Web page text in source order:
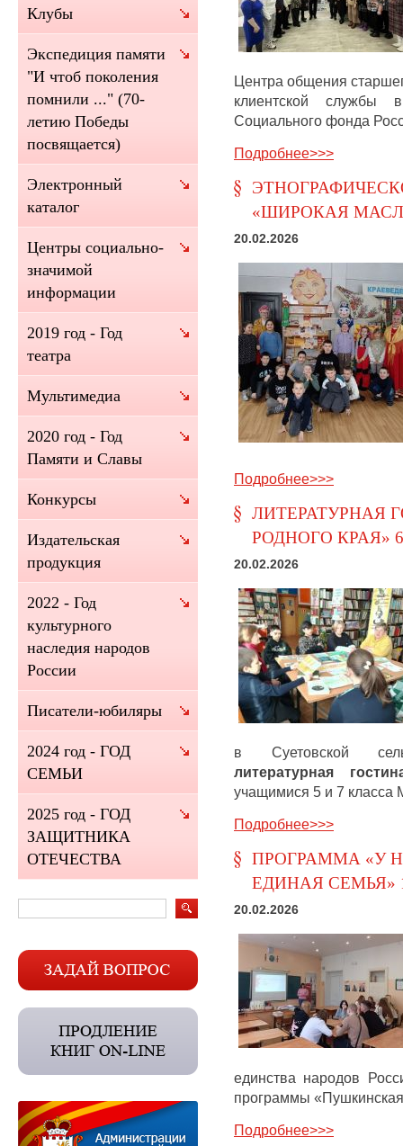
Центра общения
клиентской службы
Социального фонда
Подробнее>>>
«ШИРОКАЯ
20.02.2026
Подробнее>>>
ЛИТЕРАТУРНАЯ
РОДНОГО КРАЯ»
20.02.2026
в Суетовской
литературная
учащимися 5 и 7
Подробнее>>>
ПРОГРАММА «У
ЕДИНАЯ СЕМЬЯ»
20.02.2026
единства народов
программы
Подробнее>>>
Клубы
Экспедиция памяти
"И чтоб поколения
помнили ..." (70-
летию Победы
посвящается)
Электронный
каталог
Центры социально-
значимой
информации
2019 год - Год
театра
Мультимедиа
2020 год - Год
Памяти и Славы
Конкурсы
Издательская
продукция
2022 - Год
культурного
наследия народов
России
Писатели-юбиляры
2024 год - ГОД
СЕМЬИ
2025 год - ГОД
ЗАЩИТНИКА
ОТЕЧЕСТВА